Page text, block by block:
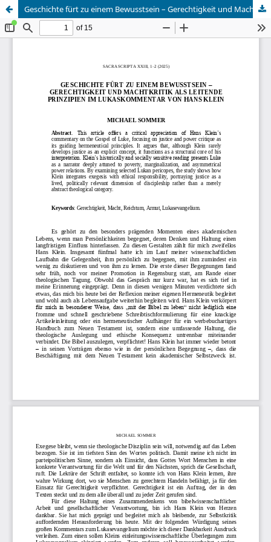
Geschichte fürt zu einem Bewusstsein – Gerechtigkeit und Machtkritik als leitende Prinzipien im Lukaskommentar von Hans Klein